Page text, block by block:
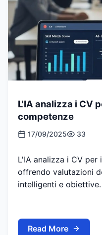
L'IA analizza i CV
competenze
17/09/2025 33
L'IA analizza i CV
offrendo valutazioni
intelligenti e obiettive.
Read More